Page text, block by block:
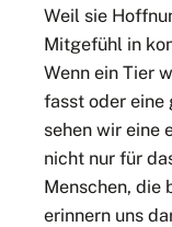
Weil sie
Mitgefühl in
Wenn ein Tier
fasst oder eine
sehen wir eine
nicht nur für
Menschen, die
erinnern uns